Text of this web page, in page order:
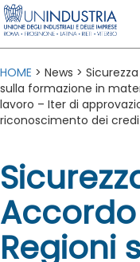
HOME > News >
sulla formazione in
lavoro – Iter di
riconoscimento dei
Regioni